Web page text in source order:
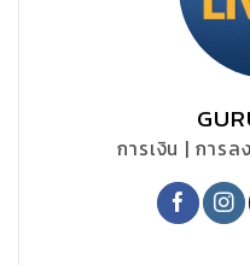
การเงิน | การ